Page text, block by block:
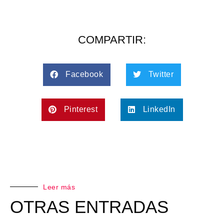
COMPARTIR:
Facebook Twitter
Pinterest LinkedIn
Leer más
OTRAS ENTRADAS